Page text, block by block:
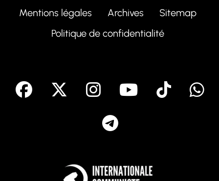
Mentions légales Archives
Sitemap
Politique de confidentialité
facebook Instagram
Youtube
Tik